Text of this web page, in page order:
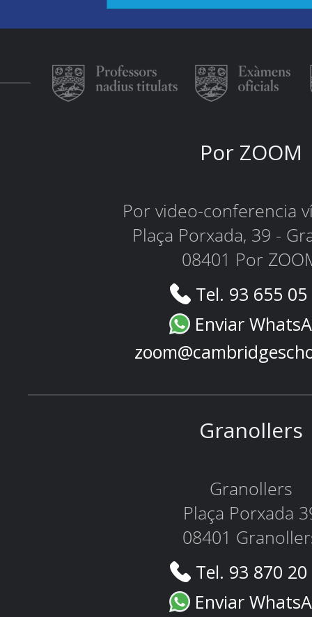
Por ZOOM
Por video-conferencia
Plaça Porxada, 39 -
08401 Por
Tel. 93 655
Enviar
Granollers
Granollers
Plaça Porxada
08401
Tel. 93 870
Enviar